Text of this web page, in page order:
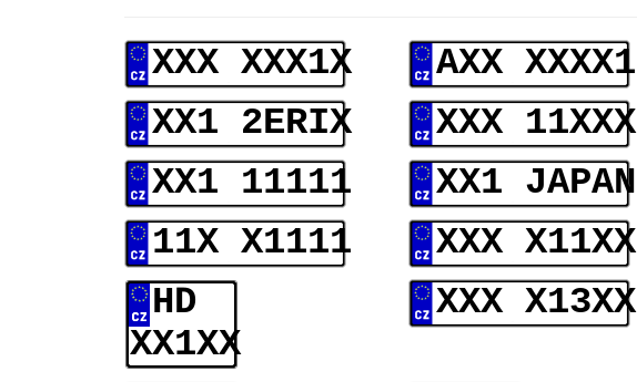
XXX XXX1X AXX XXXX1
XX1 2ERIX
XXX 11XXX
XX1 11111
XX1 JAPAN
11X X1111
XXX X11XX
HD
XX1XX
XXX X13XX